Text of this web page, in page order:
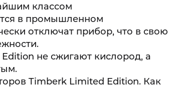
классом
в промышленном
отключат прибор, что в свою
не сжигают кислород, а
Timberk Limited Edition. Как